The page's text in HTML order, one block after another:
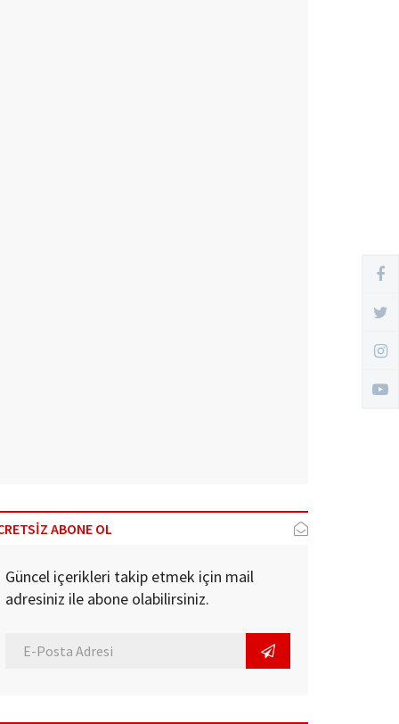
ABONE OL
Güncel içerikleri takip etmek için mail
adresiniz ile abone olabilirsiniz.